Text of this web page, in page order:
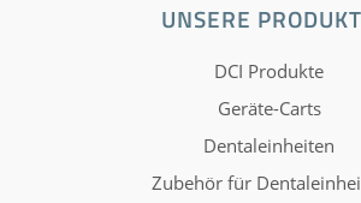
UNSERE
DCI Produkte
Geräte-Carts
Dentaleinheiten
Zubehör für